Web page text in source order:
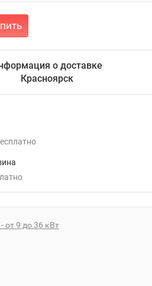
о доставке
Красноярск
Бесплатно
от 9 до 36 кВт